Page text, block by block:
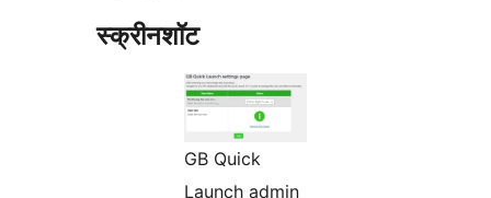
स्क्रीनशॉट
GB Quick
Launch admin